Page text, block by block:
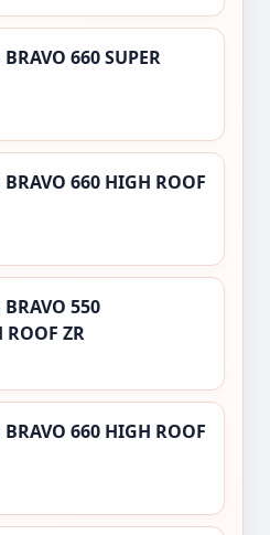
660 SUPER
660 HIGH ROOF
550
ROOF ZR
660 HIGH ROOF